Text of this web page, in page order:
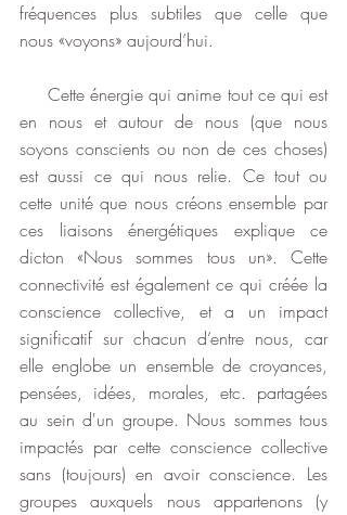
fréquences plus subtiles que celle que
nous «voyons» aujourd’hui.
en nous et autour de nous (que nous
soyons conscients ou non de ces choses)
est aussi ce qui nous relie. Ce tout ou
cette unité que nous créons ensemble par
ces liaisons énergétiques explique ce
dicton «Nous sommes tous un». Cette
connectivité est également ce qui créée la
conscience collective, et a un impact
significatif sur chacun d’entre nous, car
elle englobe un ensemble de croyances,
pensées, idées, morales, etc. partagées
au sein d'un groupe. Nous sommes tous
impactés par cette conscience collective
sans (toujours) en avoir conscience. Les
groupes auxquels nous appartenons (y